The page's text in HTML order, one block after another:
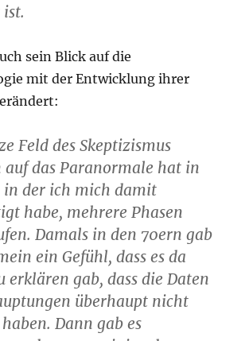
sein Blick auf die
mit der Entwicklung ihrer
Feld des Skeptizismus
auf das Paranormale hat in
in der ich mich damit
habe, mehrere Phasen
Damals in den 70ern gab
ein Gefühl, dass es da
erklären gab, dass die Daten
überhaupt nicht
Dann gab es